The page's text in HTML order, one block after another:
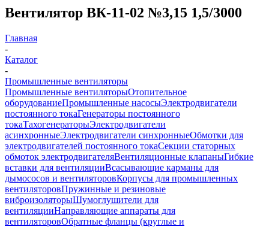
Вентилятор ВК-11-02 №3,15 1,5/3000
Главная
-
Каталог
-
Промышленные вентиляторы
Промышленные вентиляторыОтопительное
оборудованиеПромышленные насосыЭлектродвигатели
постоянного токаГенераторы постоянного
токаТахогенераторыЭлектродвигатели
асинхронныеЭлектродвигатели синхронныеОбмотки для
электродвигателей постоянного токаСекции статорных
обмоток электродвигателяВентиляционные клапаныГибкие
вставки для вентиляцииВсасывающие карманы для
дымососов и вентиляторовКорпусы для промышленных
вентиляторовПружинные и резиновые
виброизоляторыШумоглушители для
вентиляцииНаправляющие аппараты для
вентиляторовОбратные фланцы (круглые и